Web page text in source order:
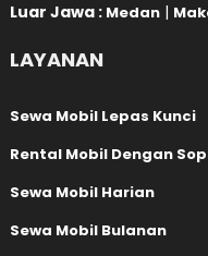
Luar Jawa : Medan |
LAYANAN
Sewa Mobil Lepas Kunci
Rental Mobil Dengan
Sewa Mobil Harian
Sewa Mobil Bulanan